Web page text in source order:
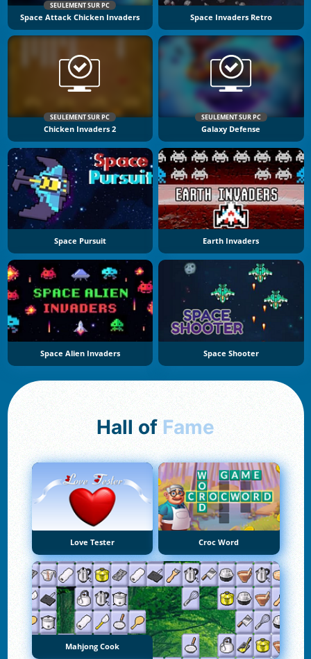
SEULEMENT SUR PC
Space Attack Chicken Invaders Space Invaders Retro
SEULEMENT SUR PC
Chicken Invaders 2
SEULEMENT SUR PC
Galaxy Defense
Space Pursuit Earth Invaders
Space Alien Invaders Space Shooter
Hall of Fame
Love Tester Croc Word
Mahjong Cook